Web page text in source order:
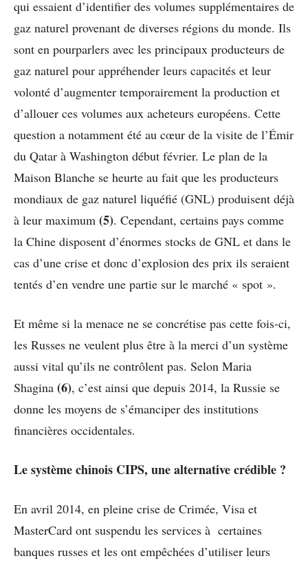
qui essaient d’identifier des volumes supplémentaires de
gaz naturel provenant de diverses régions du monde. Ils
sont en pourparlers avec les principaux producteurs de
gaz naturel pour appréhender leurs capacités et leur
volonté d’augmenter temporairement la production et
d’allouer ces volumes aux acheteurs européens. Cette
question a notamment été au cœur de la visite de l’Émir
du Qatar à Washington début février. Le plan de la
Maison Blanche se heurte au fait que les producteurs
mondiaux de gaz naturel liquéfié (GNL) produisent déjà
à leur maximum (5). Cependant, certains pays comme
la Chine disposent d’énormes stocks de GNL et dans le
cas d’une crise et donc d’explosion des prix ils seraient
tentés d’en vendre une partie sur le marché « spot ».
Et même si la menace ne se concrétise pas cette fois-ci,
les Russes ne veulent plus être à la merci d’un système
aussi vital qu’ils ne contrôlent pas. Selon Maria
Shagina (6), c’est ainsi que depuis 2014, la Russie se
donne les moyens de s’émanciper des institutions
financières occidentales.
Le système chinois CIPS, une alternative crédible ?
En avril 2014, en pleine crise de Crimée, Visa et
MasterCard ont suspendu les services à certaines
banques russes et les ont empêchées d’utiliser leurs